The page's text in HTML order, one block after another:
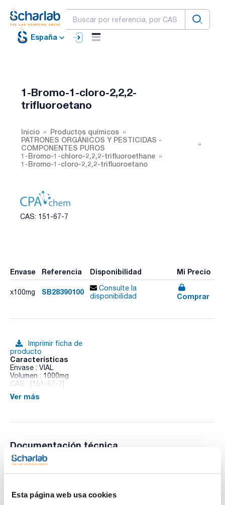
Esta página web usa cookies
España
1-Bromo-1-cloro-2,2,2-
trifluoroetano
Inicio
Productos químicos
PATRONES ORGÁNICOS Y PESTICIDAS -
COMPONENTES PUROS
1-Bromo-1-chloro-2,2,2-trifluoroethane
1-Bromo-1-cloro-2,2,2-trifluoroetano
CAS: 151-67-7
Envase Referencia Disponibilidad Mi Precio
x100mg SB28390100
Consulte la
disponibilidad
Comprar
Imprimir ficha de
producto
Características
Envase : VIAL
Volumen : 1000mg
CAS : [151-67-7]
1-Bromo-1-chloro-2,2,2-trifluoroethane
Ver más
Documentación técnica
TDS / Ficha técnica
descargas
SDS/ Hoja de seguridad